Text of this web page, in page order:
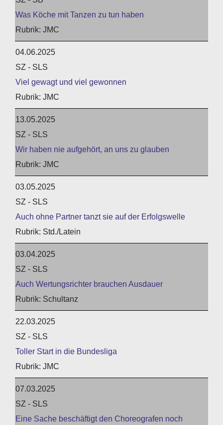
Was Köche mit Tanzen zu tun haben
JMC
04.06.2025
SZ - SLS
Viel gewagt und viel gewonnen
JMC
13.05.2025
SZ - SLS
Wir haben nie aufgehört, an uns zu glauben
JMC
03.05.2025
SZ - SLS
Auch ohne Partner tanzt sie auf der Erfolgswelle
Std./Latein
03.04.2025
SZ - SLS
Auch Wertungsrichter brauchen Ausdauer
Schultanz
22.03.2025
SZ - SLS
Toller Start in die Bundesliga
JMC
07.03.2025
SZ - SLS
Eine Sache beschäftigt den Choreografen noch